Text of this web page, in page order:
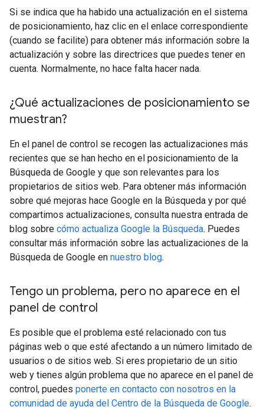
Si se indica que ha habido una actualización en el sistema
de posicionamiento, haz clic en el enlace correspondiente
(cuando se facilite) para obtener más información sobre la
actualización y sobre las directrices que puedes tener en
cuenta. Normalmente, no hace falta hacer nada.
¿Qué actualizaciones de posicionamiento se
muestran?
En el panel de control se recogen las actualizaciones más
recientes que se han hecho en el posicionamiento de la
Búsqueda de Google y que son relevantes para los
propietarios de sitios web. Para obtener más información
sobre qué mejoras hace Google en la Búsqueda y por qué
compartimos actualizaciones, consulta nuestra entrada de
blog sobre cómo actualiza Google la Búsqueda. Puedes
consultar más información sobre las actualizaciones de la
Búsqueda de Google en nuestro blog.
Tengo un problema, pero no aparece en el
panel de control
Es posible que el problema esté relacionado con tus
páginas web o que esté afectando a un número limitado de
usuarios o de sitios web. Si eres propietario de un sitio
web y tienes algún problema que no aparece en el panel de
control, puedes ponerte en contacto con nosotros en la
comunidad de ayuda del Centro de la Búsqueda de Google.